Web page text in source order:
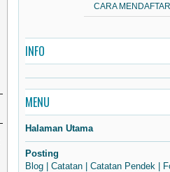
CARA
INFO
MENU
Halaman Utama
Posting
Blog
Catatan Catatan Pendek